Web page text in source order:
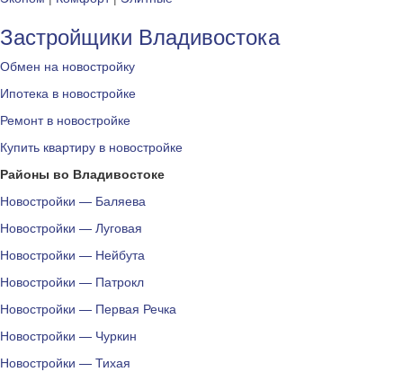
Застройщики Владивостока
Обмен на новостройку
Ипотека в новостройке
Ремонт в новостройке
Купить квартиру в новостройке
Районы во Владивостоке
Новостройки — Баляева
Новостройки — Луговая
Новостройки — Нейбута
Новостройки — Патрокл
Новостройки — Первая Речка
Новостройки — Чуркин
Новостройки — Тихая